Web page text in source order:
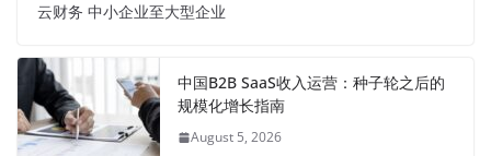
云财务 中小企业至大型企业
中国B2B SaaS收入运营：种子轮之后的
规模化增长指南
August 5, 2026